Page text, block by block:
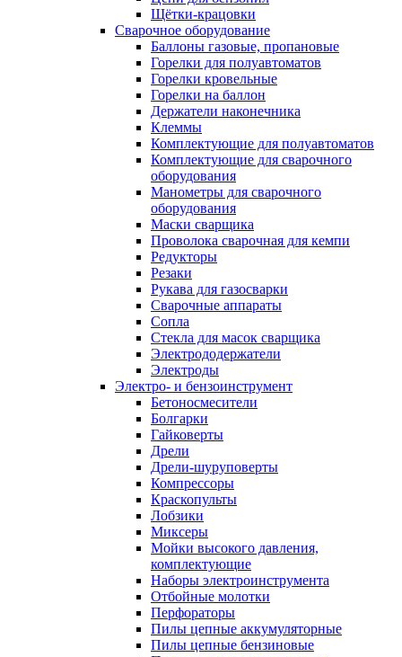
Щётки-крацовки
Сварочное оборудование
Баллоны газовые, пропановые
Горелки для полуавтоматов
Горелки кровельные
Горелки на баллон
Держатели наконечника
Клеммы
Комплектующие для полуавтоматов
Комплектующие для сварочного
оборудования
Манометры для сварочного
оборудования
Маски сварщика
Проволока сварочная для кемпи
Редукторы
Резаки
Рукава для газосварки
Сварочные аппараты
Сопла
Стекла для масок сварщика
Электрододержатели
Электроды
Электро- и бензоинструмент
Бетоносмесители
Болгарки
Гайковерты
Дрели
Дрели-шуруповерты
Компрессоры
Краскопульты
Лобзики
Миксеры
Мойки высокого давления,
комплектующие
Наборы электроинструмента
Отбойные молотки
Перфораторы
Пилы цепные аккумуляторные
Пилы цепные бензиновые